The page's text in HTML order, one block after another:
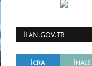
ILAN.GOV.TR